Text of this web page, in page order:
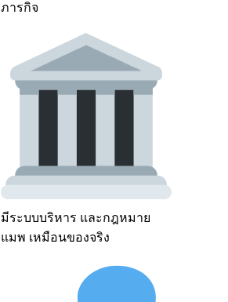
ภารกิจ
มีระบบบริหาร และกฎหมาย
แมพ เหมือนของจริง